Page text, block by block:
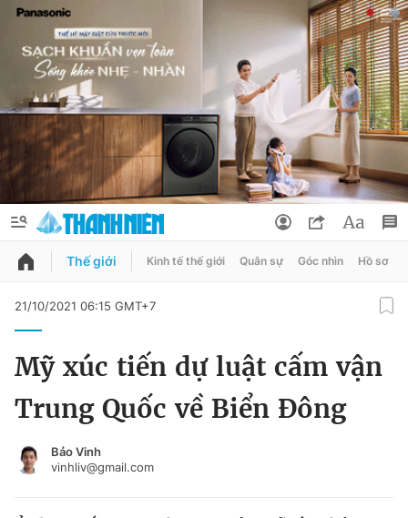
QUẢNG CÁO
Chuyên mục
Chào ngày mới
Đổi mật khẩu
Tin đã lưu
Tin đã xem
Thế giới Kinh tế thế giới Quân sự Góc nhìn Hồ sơ
21/10/2021 06:15 GMT+7
Mỹ xúc tiến dự luật cấm vận
Trung Quốc về Biển Đông
Bảo Vinh
vinhliv@gmail.com